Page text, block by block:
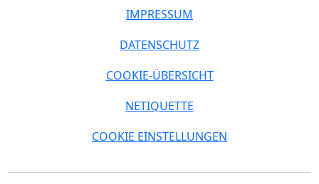
IMPRESSUM
DATENSCHUTZ
COOKIE-ÜBERSICHT
NETIQUETTE
COOKIE EINSTELLUNGEN